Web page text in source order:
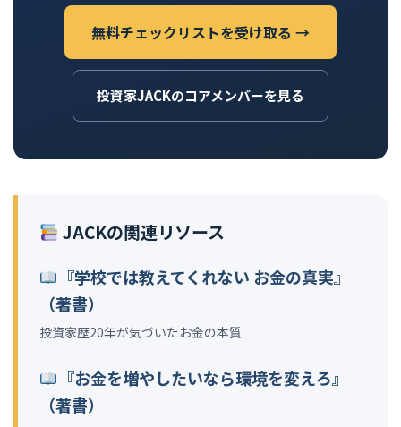
無料チェックリストを受け取る →
投資家JACKのコアメンバーを見る
JACKの関連リソース
『学校では教えてくれない お金の真実』
（著書）
投資家歴20年が気づいたお金の本質
『お金を増やしたいなら環境を変えろ』
（著書）